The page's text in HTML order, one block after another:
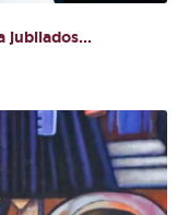
jubilados...